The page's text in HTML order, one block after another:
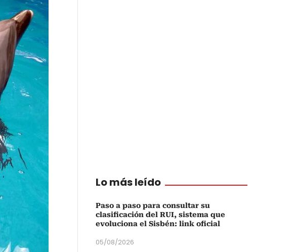
Lo más leído
Paso a paso para consultar su
clasificación del RUI, sistema que
evoluciona el Sisbén: link oficial
05/08/2026